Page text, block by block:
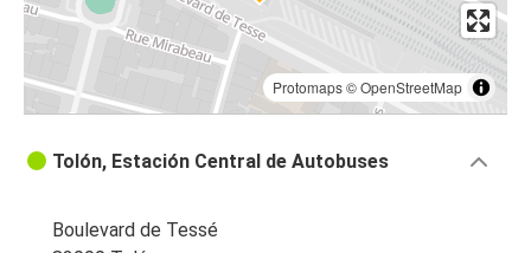
Protomaps©OpenStreetMap
Tolón, Estación Central de Autobuses
Boulevard de Tessé